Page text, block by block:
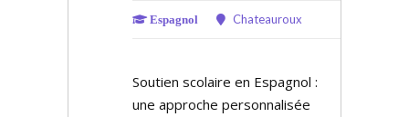
Espagnol Chateauroux
Soutien scolaire en Espagnol :
une approche personnalisée